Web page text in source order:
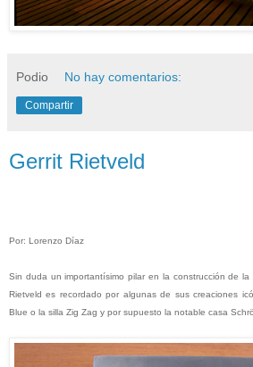
Podio No hay comentarios:
Compartir
Gerrit Rietveld
Por: Lorenzo Díaz
Sin duda un importantísimo pilar en la construcción de
Rietveld es recordado por algunas de sus creaciones
Blue o la silla Zig Zag y por supuesto la notable casa